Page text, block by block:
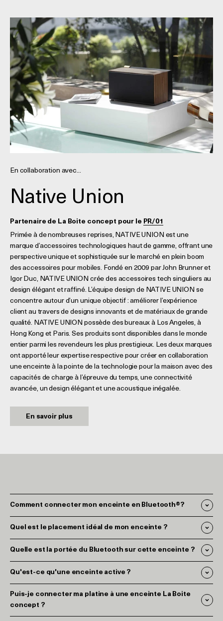
En collaboration avec...
Native Union
Partenaire de La Boite concept pour le PR/01
Primée à de nombreuses reprises, NATIVE UNION est une
marque d’accessoires technologiques haut de gamme, offrant une
perspective unique et sophistiquée sur le marché en plein boom
des accessoires pour mobiles. Fondé en 2009 par John Brunner et
Igor Duc, NATIVE UNION crée des accessoires tech singuliers au
design élégant et raffiné. L’équipe design de NATIVE UNION se
concentre autour d’un unique objectif : améliorer l’expérience
client au travers de designs innovants et de matériaux de grande
qualité. NATIVE UNION possède des bureaux à Los Angeles, à
Hong Kong et Paris. Ses produits sont disponibles dans le monde
entier parmi les revendeurs les plus prestigieux. Les deux marques
ont apporté leur expertise respective pour créer en collaboration
une enceinte à la pointe de la technologie pour la maison avec des
capacités de charge à l’épreuve du temps, une connectivité
avancée, un design élégant et une acoustique inégalée.
En savoir plus
Comment connecter mon enceinte en Bluetooth®?
Quel est le placement idéal de mon enceinte ?
Quelle est la portée du Bluetooth sur cette enceinte ?
Qu'est-ce qu'une enceinte active ?
Puis-je connecter ma platine à une enceinte La Boite
concept ?